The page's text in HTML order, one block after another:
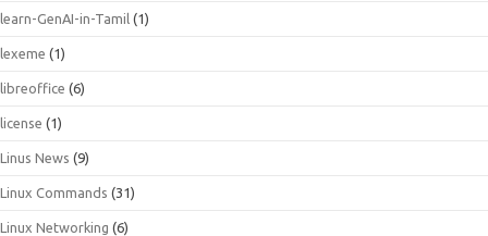
learn-GenAI-in-Tamil (1)
lexeme (1)
libreoffice (6)
license (1)
Linus News (9)
Linux Commands (31)
Linux Networking (6)